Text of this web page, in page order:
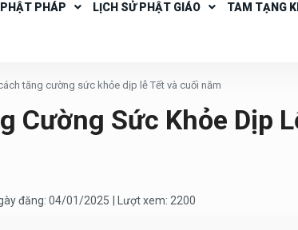
PHẬT PHÁP LỊCH SỬ PHẬT GIÁO TAM TẠNG
tăng cường sức khỏe dịp lễ Tết và cuối năm
Cường Sức Khỏe Dịp
đăng: 04/01/2025 | Lượt xem: 2200